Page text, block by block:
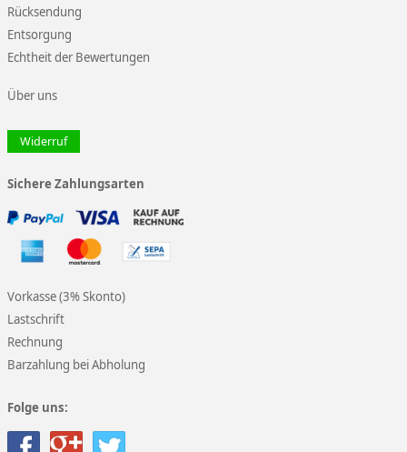
Rücksendung
Entsorgung
Echtheit der Bewertungen
Über uns
Widerruf
Sichere Zahlungsarten
Vorkasse (3% Skonto)
Lastschrift
Rechnung
Barzahlung bei Abholung
Folge uns: